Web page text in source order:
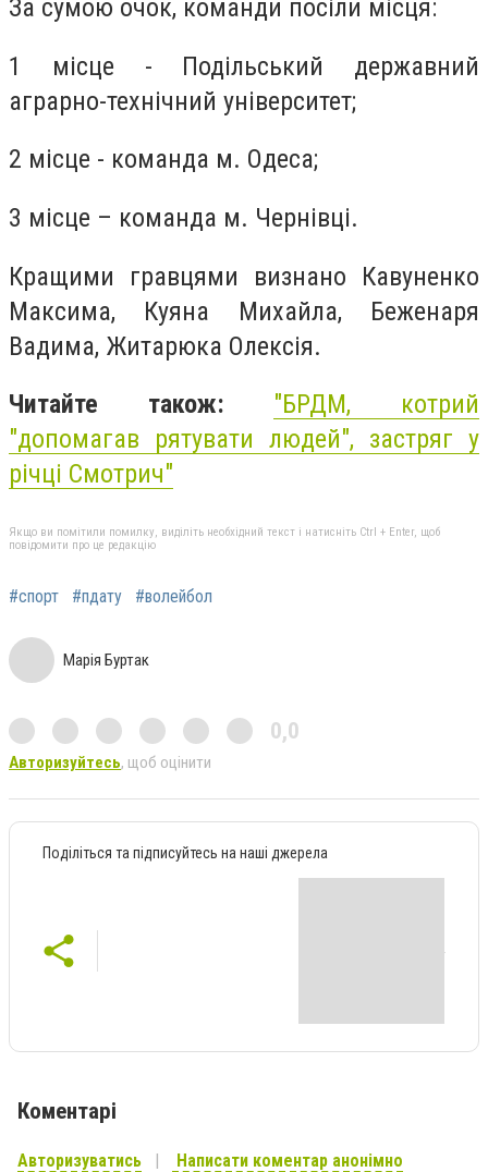
За сумою очок, команди посіли місця:
1 місце - Подільський державний
аграрно-технічний університет;
2 місце - команда м. Одеса;
3 місце – команда м. Чернівці.
Кращими гравцями визнано Кавуненко
Максима, Куяна Михайла, Беженаря
Вадима, Житарюка Олексія.
Читайте також: "БРДМ, котрий
"допомагав рятувати людей", застряг у
річці Смотрич"
Якщо ви помітили помилку, виділіть необхідний текст і натисніть Ctrl + Enter, щоб
повідомити про це редакцію
#спорт #пдату #волейбол
Марія Буртак
0,0
Авторизуйтесь, щоб оцінити
Поділіться та підписуйтесь на наші джерела
Коментарі
Авторизуватись Написати коментар анонімно